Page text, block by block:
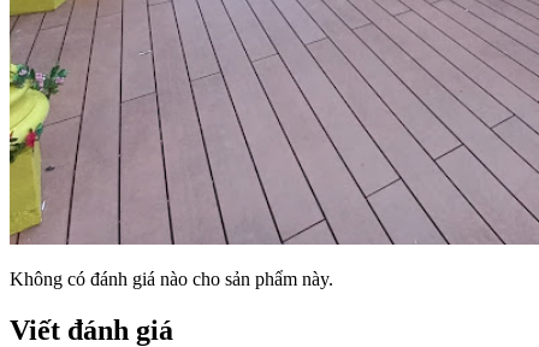
Không có đánh giá nào cho sản phẩm này.
Viết đánh giá